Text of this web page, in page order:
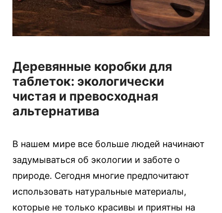
Деревянные коробки для
таблеток: экологически
чистая и превосходная
альтернатива
В нашем мире все больше людей начинают
задумываться об экологии и заботе о
природе. Сегодня многие предпочитают
использовать натуральные материалы,
которые не только красивы и приятны на